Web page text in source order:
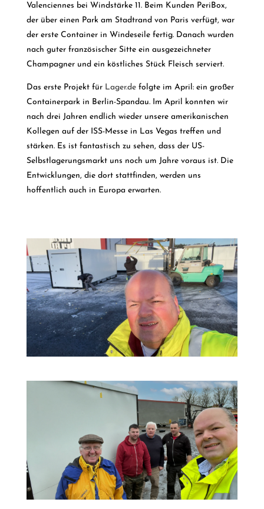
Valenciennes bei Windstärke 11. Beim Kunden PeriBox,
der über einen Park am Stadtrand von Paris verfügt, war
der erste Container in Windeseile fertig. Danach wurden
nach guter französischer Sitte ein ausgezeichneter
Champagner und ein köstliches Stück Fleisch serviert.
Das erste Projekt für Lager.defolgte im April: ein großer
Containerpark in Berlin-Spandau. Im April konnten wir
nach drei Jahren endlich wieder unsere amerikanischen
Kollegen auf der ISS-Messe in Las Vegas treffen und
stärken. Es ist fantastisch zu sehen, dass der US-
Selbstlagerungsmarkt uns noch um Jahre voraus ist. Die
Entwicklungen, die dort stattfinden, werden uns
hoffentlich auch in Europa erwarten.